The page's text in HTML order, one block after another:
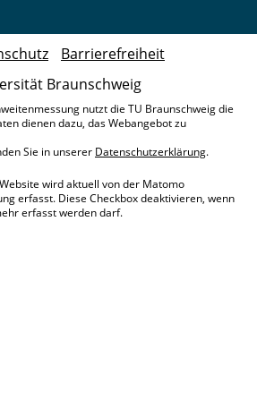
Braunschweig
Barrierefreiheit
nutzt die TU Braunschweig die
dienen dazu, das Webangebot zu
Sie in unserer Datenschutzerklärung.
wird aktuell von der Matomo
erfasst. Diese Checkbox deaktivieren, wenn
erfasst werden darf.